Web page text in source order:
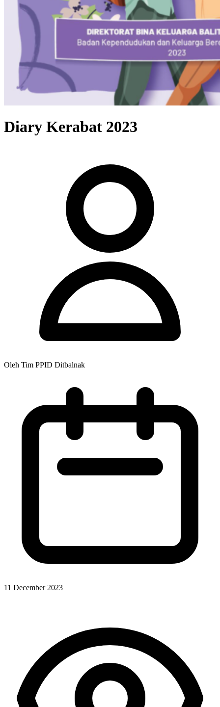
Diary Kerabat 2023
Oleh Tim PPID Ditbalnak
11 December 2023